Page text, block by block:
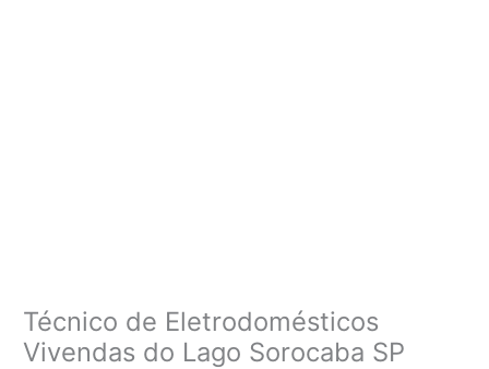
Técnico de Eletrodomésticos
Vivendas do Lago Sorocaba SP